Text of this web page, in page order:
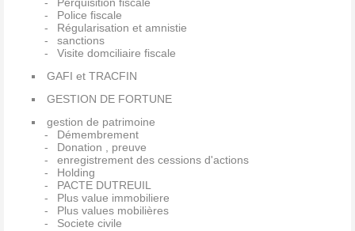
Police fiscale
Régularisation et amnistie
sanctions
Visite domciliaire fiscale
GAFI et TRACFIN
GESTION DE FORTUNE
gestion de patrimoine
Démembrement
Donation , preuve
enregistrement des cessions d'actions
Holding
PACTE DUTREUIL
Plus value immobiliere
Plus values mobilières
Societe civile